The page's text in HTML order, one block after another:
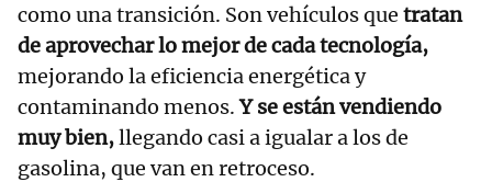
como una transición. Son vehículos que tratan
de aprovechar lo mejor de cada tecnología,
mejorando la eficiencia energética y
contaminando menos.Y se están vendiendo
muy bien,llegando casi a igualar a los de
gasolina, que van en retroceso.